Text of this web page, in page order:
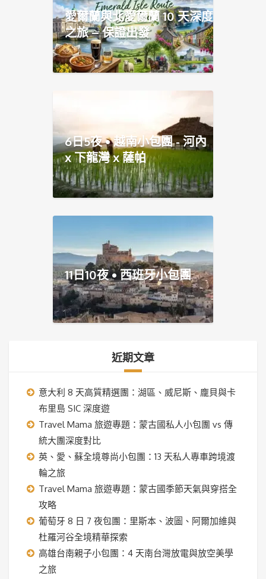
愛爾蘭與北愛爾蘭 10 天深度
之旅 – 保證出發
6日5夜 • 越南小包團 - 河內
x 下龍灣 x 薩帕
11日10夜 • 西班牙小包團
近期文章
意大利 8 天高質精選團：湖區、威尼斯、龐貝與卡
布里島 SIC 深度遊
Travel Mama 旅遊專題：蒙古國私人小包團 vs 傳
統大團深度對比
英、愛、蘇全境尊尚小包團：13 天私人專車跨境渡
輪之旅
Travel Mama 旅遊專題：蒙古國季節天氣與穿搭全
攻略
葡萄牙 8 日 7 夜包團：里斯本、波圖、阿爾加維與
杜羅河谷全境精華探索
高雄台南親子小包團：4 天南台灣放電與放空美學
之旅